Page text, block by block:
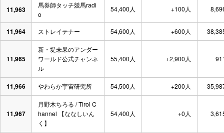
11,963
馬券師タッチ競馬radi
o
54,400人 +100人
11,964 ストレイテナー 54,600人 +600人
11,965
新・堤未果のアンダー
ワールド公式チャンネ
ル
55,400人 +2,900人
11,966 やわらか宇宙研究所 54,500人 +200人
11,967
月野木ちろる / Tirol C
hannel 【ななしいん
く】
54,400人 +0人